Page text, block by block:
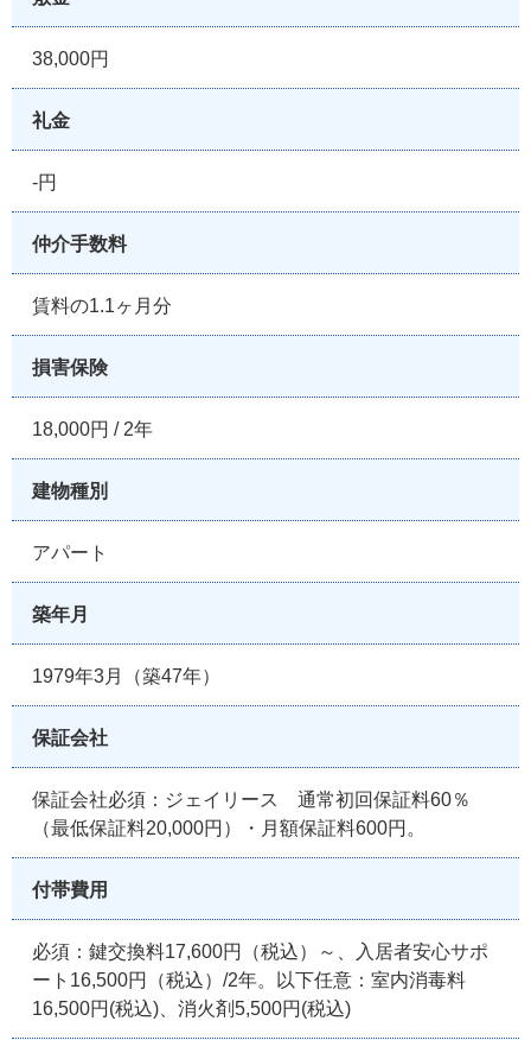
38,000円
礼金
-円
仲介手数料
賃料の1.1ヶ月分
損害保険
18,000円 / 2年
建物種別
アパート
築年月
1979年3月（築47年）
保証会社
保証会社必須：ジェイリース 通常初回保証料60％
（最低保証料20,000円）・月額保証料600円。
付帯費用
必須：鍵交換料17,600円（税込）～、入居者安心サポ
ート16,500円（税込）/2年。以下任意：室内消毒料
16,500円(税込)、消火剤5,500円(税込)